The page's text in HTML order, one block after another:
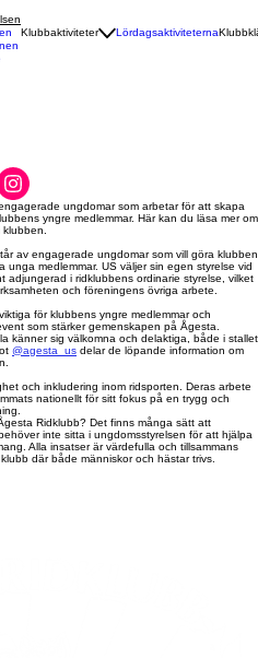
Klubbaktiviteter Lördagsaktiviteterna
ungdomar som arbetar för att skapa
yngre medlemmar. Här kan du läsa mer om
av engagerade ungdomar som vill göra klubben
medlemmar. US väljer sin egen styrelse vid
i ridklubbens ordinarie styrelse, vilket
och föreningens övriga arbete.
för klubbens yngre medlemmar och
som stärker gemenskapen på Ågesta.
känner sig välkomna och delaktiga, både i stallet
@agesta_us delar de löpande information om
och inkludering inom ridsporten. Deras arbete
nationellt för sitt fokus på en trygg och
Ridklubb? Det finns många sätt att
inte sitta i ungdomsstyrelsen för att hjälpa
Alla insatser är värdefulla och tillsammans
där både människor och hästar trivs.